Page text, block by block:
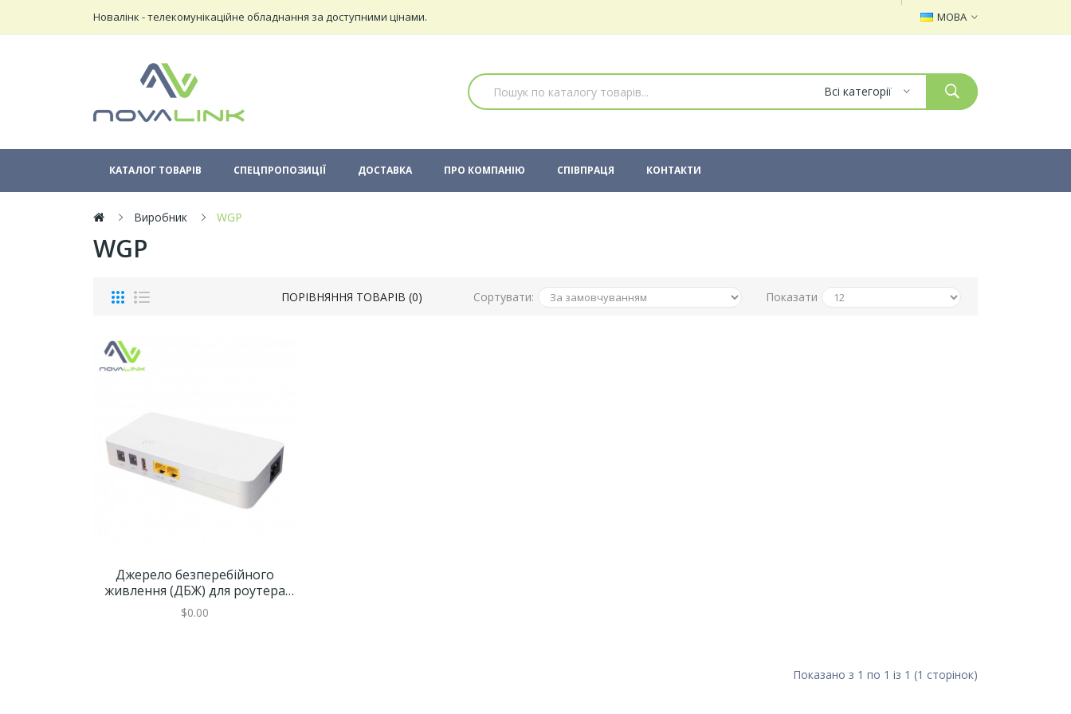
Новалінк - телекомунікаційне обладнання за доступними цінами. МОВА
Всі категорії
КАТАЛОГ ТОВАРІВ СПЕЦПРОПОЗИЦІЇ ДОСТАВКА ПРО КОМПАНІЮ СПІВПРАЦЯ КОНТАКТИ
Виробник WGP
WGP
ПОРІВНЯННЯ ТОВАРІВ (0) Сортувати: Показати
Джерело безперебійного
живлення (ДБЖ) для роутера
WGP Mini DC UPS White (POE04)
$0.00
Показано з 1 по 1 із 1 (1 сторінок)